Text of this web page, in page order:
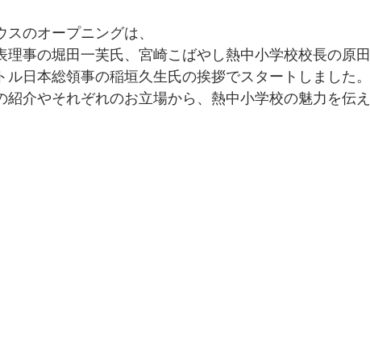
のオープニングは、
事の堀田一芙氏、宮崎こばやし熱中小学校校長の原田
日本総領事の稲垣久生氏の挨拶でスタートしました。
介やそれぞれのお立場から、熱中小学校の魅力を伝え